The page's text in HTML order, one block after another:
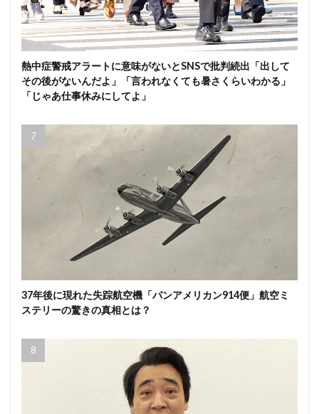
熱中症警戒アラートに意味がないとSNSで批判続出「出して
その後がないんだよ」「言われなくても暑さくらいわかる」
「じゃあ仕事休みにしてよ」
37年後に現れた失踪航空機「パンアメリカン914便」航空ミ
ステリーの驚きの真相とは？